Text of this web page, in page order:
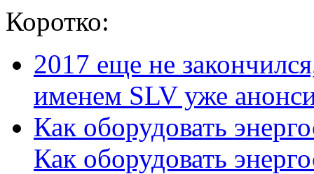
Коротко:
2017 еще не
именем SLV уже
Как оборудовать
Как оборудовать